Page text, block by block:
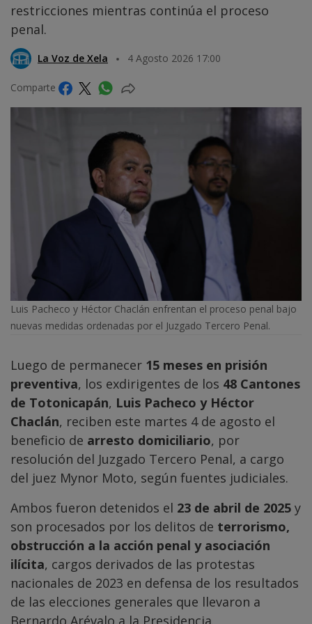
restricciones mientras continúa el proceso
penal.
La Voz de Xela 4 Agosto 2026 17:00
Comparte
Luis Pacheco y Héctor Chaclán enfrentan el proceso penal bajo
nuevas medidas ordenadas por el Juzgado Tercero Penal.
Luego de permanecer 15 meses en prisión
preventiva, los exdirigentes de los 48 Cantones
de Totonicapán, Luis Pacheco y Héctor
Chaclán, reciben este martes 4 de agosto el
beneficio de arresto domiciliario, por
resolución del Juzgado Tercero Penal, a cargo
del juez Mynor Moto, según fuentes judiciales.
Ambos fueron detenidos el 23 de abril de 2025 y
son procesados por los delitos de terrorismo,
obstrucción a la acción penal y asociación
ilícita, cargos derivados de las protestas
nacionales de 2023 en defensa de los resultados
de las elecciones generales que llevaron a
Bernardo Arévalo a la Presidencia.